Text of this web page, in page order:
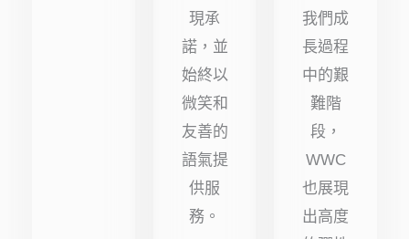
現承
諾，並
始終以
微笑和
友善的
語氣提
供服
務。
我們成
長過程
中的艱
難階
段，
WWC
也展現
出高度